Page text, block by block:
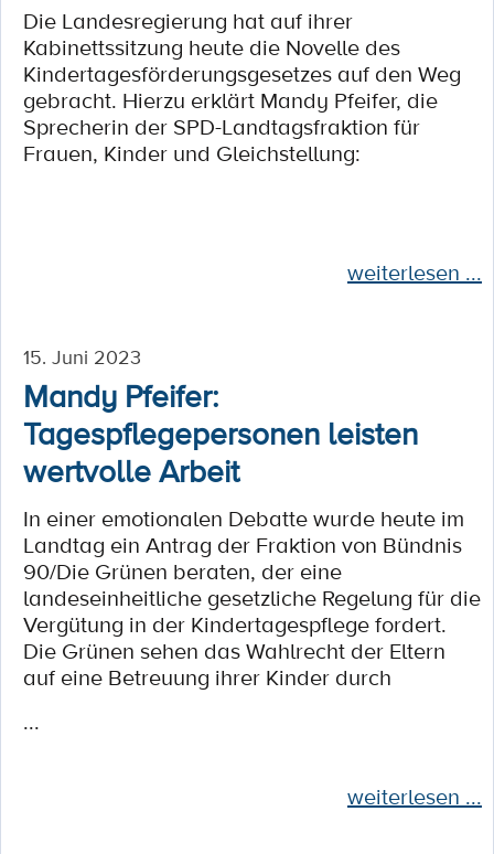
Die Landesregierung hat auf ihrer
Kabinettssitzung heute die Novelle des
Kindertagesförderungsgesetzes auf den Weg
gebracht. Hierzu erklärt Mandy Pfeifer, die
Sprecherin der SPD-Landtagsfraktion für
Frauen, Kinder und Gleichstellung:
weiterlesen ...
15. Juni 2023
Mandy Pfeifer:
Tagespflegepersonen leisten
wertvolle Arbeit
In einer emotionalen Debatte wurde heute im
Landtag ein Antrag der Fraktion von Bündnis
90/Die Grünen beraten, der eine
landeseinheitliche gesetzliche Regelung für die
Vergütung in der Kindertagespflege fordert.
Die Grünen sehen das Wahlrecht der Eltern
auf eine Betreuung ihrer Kinder durch
...
weiterlesen ...